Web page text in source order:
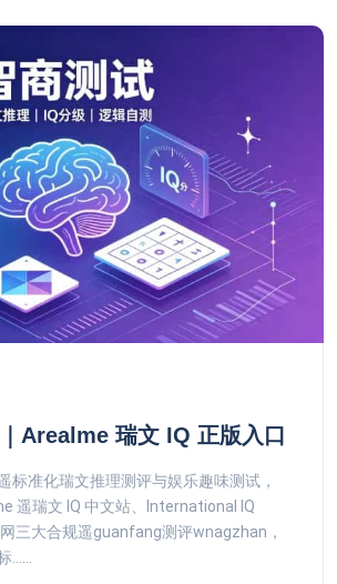
Arealme 瑞文 IQ 正版入口
标准化瑞文推理测评与娱乐趣味测试，
遥瑞文 IQ 中文站、International IQ
三大合规遥guanfang测评wnagzhan，
......